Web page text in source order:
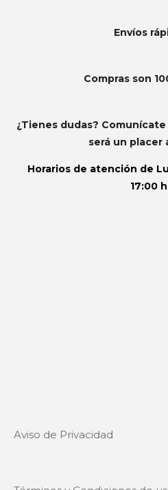
Envíos
Compras son
¿Tienes dudas?
será un
Horarios de atención de
17:00
Aviso de Privacidad